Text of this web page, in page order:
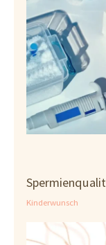
Kinderwunsch